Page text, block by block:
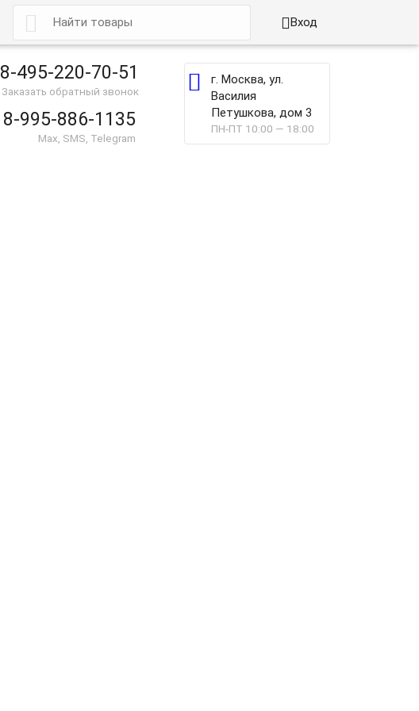
 Вход
8-495-220-70-51
Заказать обратный звонок
8-995-886-1135
Max, SMS, Telegram

г. Москва, ул.
Василия
Петушкова, дом 3
ПН-ПТ 10:00 — 18:00